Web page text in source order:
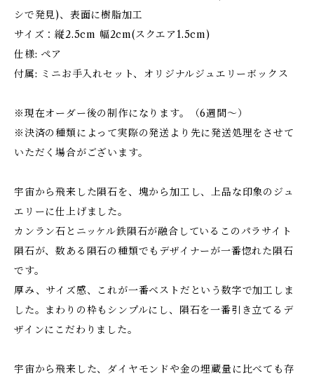
シで発見)、表面に樹脂加工
サイズ：縦2.5cm 幅2cm(スクエア1.5cm)
仕様: ペア
付属: ミニお手入れセット、オリジナルジュエリーボックス
※現在オーダー後の制作になります。（6週間〜）
※決済の種類によって実際の発送より先に発送処理をさせて
いただく場合がございます。
宇宙から飛来した隕石を、塊から加工し、上品な印象のジュ
エリーに仕上げました。
カンラン石とニッケル鉄隕石が融合しているこのパラサイト
隕石が、数ある隕石の種類でもデザイナーが一番惚れた隕石
です。
厚み、サイズ感、これが一番ベストだという数字で加工しま
した。まわりの枠もシンプルにし、隕石を一番引き立てるデ
ザインにこだわりました。
宇宙から飛来した、ダイヤモンドや金の埋蔵量に比べても存